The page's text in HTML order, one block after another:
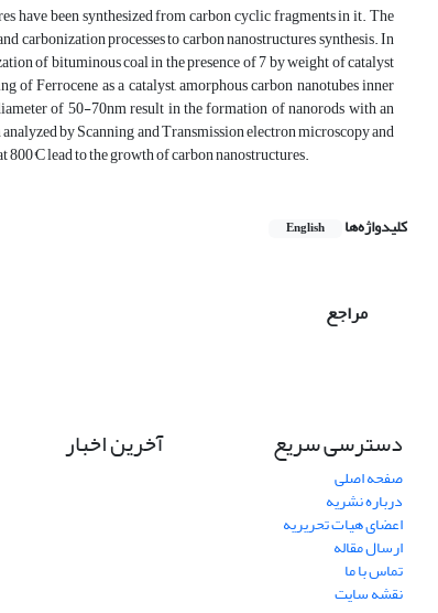
have been synthesized from carbon cyclic fragments in it. The
carbonization processes to carbon nanostructures synthesis. In
of bituminous coal in the presence of 7 by weight of catalyst
of Ferrocene as a catalyst, amorphous carbon nanotubes inner
of 50-70nm result in the formation of nanorods with an
by Scanning and Transmission electron microscopy and
lead to the growth of carbon nanostructures.
کلیدواژه‌ها English
مراجع
دسترسی سریع
صفحه اصلی
درباره نشریه
اعضای هیات تحریریه
ارسال مقاله
تماس با ما
نقشه سایت
آخرین اخبار